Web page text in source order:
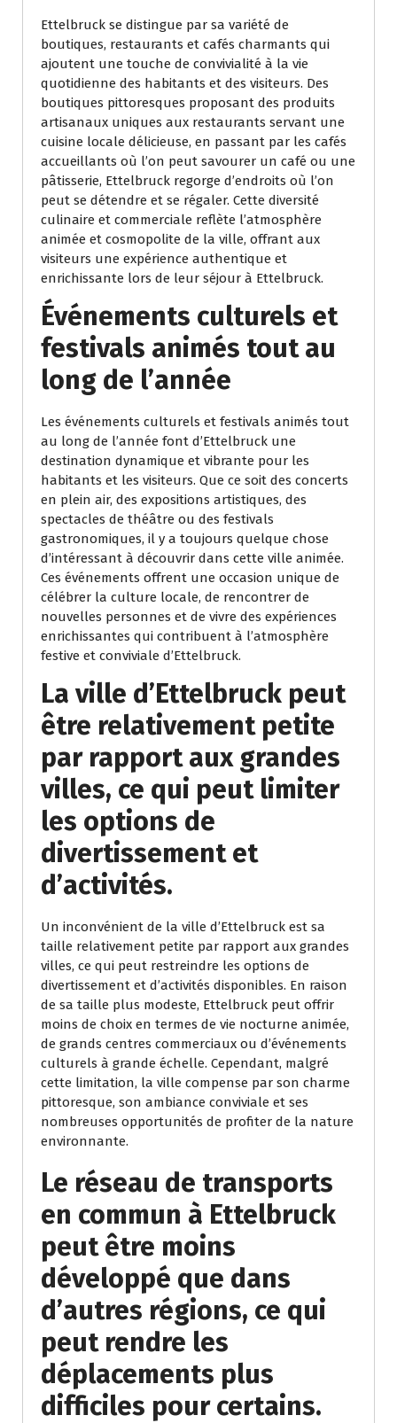
Ettelbruck se distingue par sa variété de
boutiques, restaurants et cafés charmants qui
ajoutent une touche de convivialité à la vie
quotidienne des habitants et des visiteurs. Des
boutiques pittoresques proposant des produits
artisanaux uniques aux restaurants servant une
cuisine locale délicieuse, en passant par les cafés
accueillants où l’on peut savourer un café ou une
pâtisserie, Ettelbruck regorge d’endroits où l’on
peut se détendre et se régaler. Cette diversité
culinaire et commerciale reflète l’atmosphère
animée et cosmopolite de la ville, offrant aux
visiteurs une expérience authentique et
enrichissante lors de leur séjour à Ettelbruck.
Événements culturels et
festivals animés tout au
long de l’année
Les événements culturels et festivals animés tout
au long de l’année font d’Ettelbruck une
destination dynamique et vibrante pour les
habitants et les visiteurs. Que ce soit des concerts
en plein air, des expositions artistiques, des
spectacles de théâtre ou des festivals
gastronomiques, il y a toujours quelque chose
d’intéressant à découvrir dans cette ville animée.
Ces événements offrent une occasion unique de
célébrer la culture locale, de rencontrer de
nouvelles personnes et de vivre des expériences
enrichissantes qui contribuent à l’atmosphère
festive et conviviale d’Ettelbruck.
La ville d’Ettelbruck peut
être relativement petite
par rapport aux grandes
villes, ce qui peut limiter
les options de
divertissement et
d’activités.
Un inconvénient de la ville d’Ettelbruck est sa
taille relativement petite par rapport aux grandes
villes, ce qui peut restreindre les options de
divertissement et d’activités disponibles. En raison
de sa taille plus modeste, Ettelbruck peut offrir
moins de choix en termes de vie nocturne animée,
de grands centres commerciaux ou d’événements
culturels à grande échelle. Cependant, malgré
cette limitation, la ville compense par son charme
pittoresque, son ambiance conviviale et ses
nombreuses opportunités de profiter de la nature
environnante.
Le réseau de transports
en commun à Ettelbruck
peut être moins
développé que dans
d’autres régions, ce qui
peut rendre les
déplacements plus
difficiles pour certains.